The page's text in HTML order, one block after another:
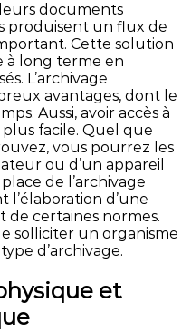
documents
produisent un flux de
Cette solution
à long terme en
L’archivage
avantages, dont le
Aussi, avoir accès à
facile. Quel que
vous pourrez les
ou d’un appareil
de l’archivage
d’une
de certaines normes.
solliciter un organisme
d’archivage.
et